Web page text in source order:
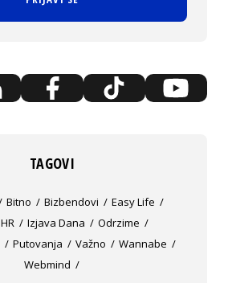
TAGOVI
Bitno Bizbendovi
Easy Life
HR Izjava Dana
Odrzime
Putovanja Važno
Wannabe
Webmind